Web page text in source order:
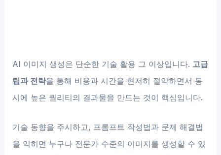
AI 이미지 생성은 단순한 기술 활용 그 이상입니다. 고급
팁과 전략을 통해 비용과 시간을 현저히 절약하면서 동
시에 높은 퀄리티의 결과물을 만드는 것이 핵심입니다.
기술 동향을 주시하고, 프롬프트 작성법과 문제 해결법
을 익히면 누구나 전문가 수준의 이미지를 생성할 수 있